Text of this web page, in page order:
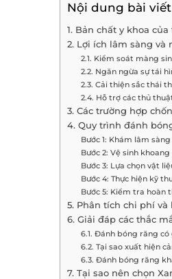
Nội dung bài viết
1. Bản chất y khoa
2. Lợi ích lâm sàng và
2.1. Kiểm soát màng
2.2. Ngăn ngừa sự tái
2.3. Cải thiện sắc thái
2.4. Hỗ trợ các thủ
3. Các trường hợp
4. Quy trình đánh
Bước 1: Khám lâm
Bước 2: Vệ sinh
Bước 3: Lựa chọn vật
Bước 4: Thực hiện kỹ
Bước 5: Kiểm tra hoàn
5. Phân tích chi phí và
6. Giải đáp các thắc
6.1. Đánh bóng răng
6.2. Tại sao xuất hiện
6.3. Đánh bóng răng
7. Tại sao nên chọn